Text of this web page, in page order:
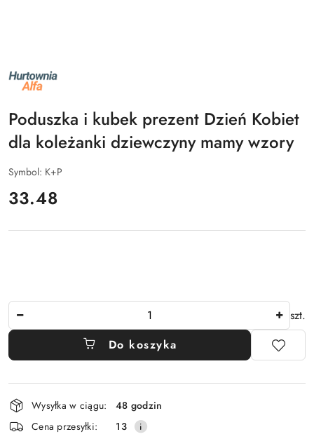
NAZWA
PRODUCENTA:
ALFA
Poduszka i kubek prezent Dzień Kobiet
dla koleżanki dziewczyny mamy wzory
Symbol: K+P
cena:
33.48
szt.
Do koszyka
Dostępność
i
dostawa
Wysyłka w ciągu:
48 godzin
Cena przesyłki:
13